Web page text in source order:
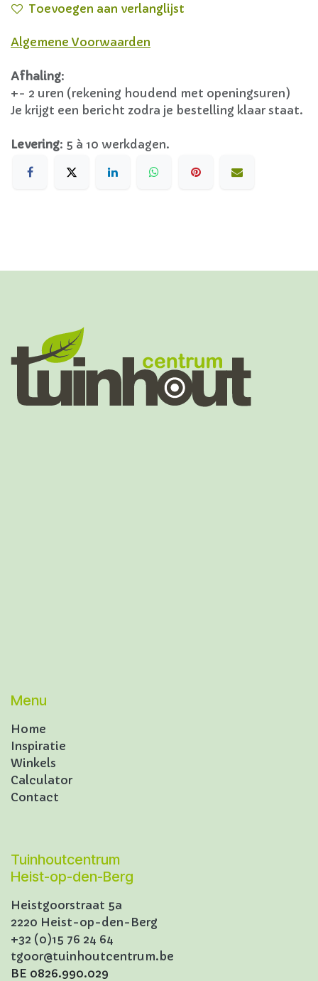
Toevoegen aan verlanglijst
Algemene Voorwaarden
Afhaling:
+- 2 uren (rekening houdend met openingsuren)
Je krijgt een bericht zodra je bestelling klaar staat.
Levering: 5 à 10 werkdagen.
Menu
Home
Inspiratie
Winkels
Calculator
Contact
Tuinhoutcentrum
Heist-op-den-Berg
Heistgoorstraat 5a
2220 Heist-op-den-Berg
+32 (0)15 76 24 64
tgoor@tuinhoutcentrum.be
BE 0826.990.029